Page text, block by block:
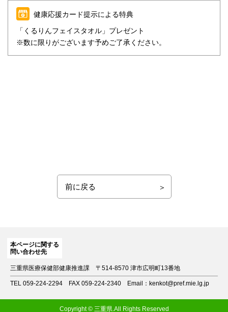
健康応援カード提示による特典
「くるりんフェイスタオル」プレゼント
※数に限りがございます予めご了承ください。
前に戻る
本ページに関する
問い合わせ先
三重県医療保健部健康推進課 〒514-8570 津市広明町13番地
TEL 059-224-2294 FAX 059-224-2340 Email：kenkot@pref.mie.lg.jp
Copyright © 三重県.All Rights Reserved